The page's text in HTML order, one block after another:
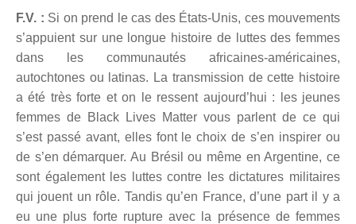
F.V. : Si on prend le cas des États-Unis, ces mouvements
s’appuient sur une longue histoire de luttes des femmes
dans les communautés africaines-américaines,
autochtones ou latinas. La transmission de cette histoire
a été très forte et on le ressent aujourd’hui : les jeunes
femmes de Black Lives Matter vous parlent de ce qui
s’est passé avant, elles font le choix de s’en inspirer ou
de s’en démarquer. Au Brésil ou même en Argentine, ce
sont également les luttes contre les dictatures militaires
qui jouent un rôle. Tandis qu’en France, d’une part il y a
eu une plus forte rupture avec la présence de femmes